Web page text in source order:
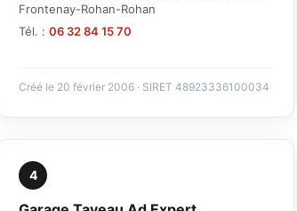
Frontenay-Rohan-Rohan
Tél. : 06 32 84 15 70
Créé le 20 février 2006 · SIRET 48923336100034
4